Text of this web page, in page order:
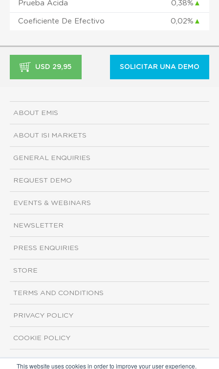
This website uses cookies in order to improve your user experience.
Prueba Ácida 0,38% ▲
Coeficiente De Efectivo 0,02% ▲
USD 29,95 SOLICITAR UNA DEMO
ABOUT EMIS
ABOUT ISI MARKETS
GENERAL ENQUIRIES
REQUEST DEMO
EVENTS & WEBINARS
NEWSLETTER
PRESS ENQUIRIES
STORE
TERMS AND CONDITIONS
PRIVACY POLICY
COOKIE POLICY